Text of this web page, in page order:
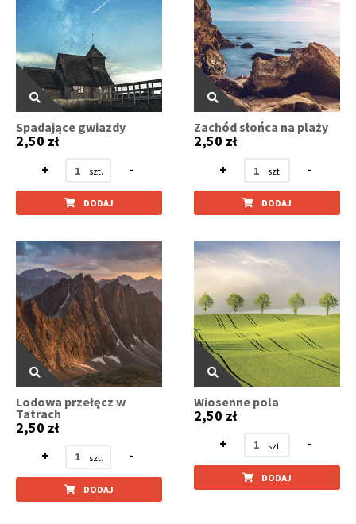
Spadające gwiazdy
2,50 zł
+
-
DODAJ
Zachód słońca na plaży
2,50 zł
+
-
DODAJ
Lodowa przełęcz w
Tatrach
2,50 zł
+
-
DODAJ
Wiosenne pola
2,50 zł
+
-
DODAJ